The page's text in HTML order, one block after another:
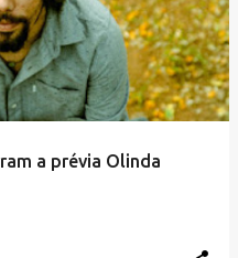
a prévia Olinda